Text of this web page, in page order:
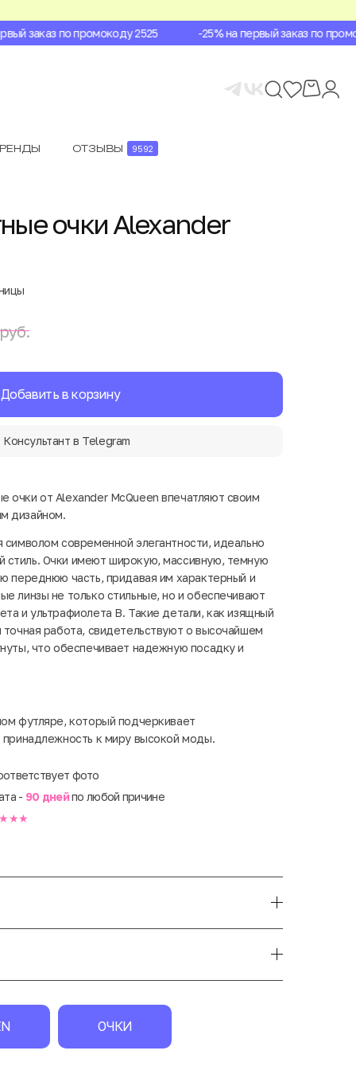
заказ по промокоду 2525 -25% на первый заказ по
ОТЗЫВЫ 9592
очки Alexander
Добавить в корзину
Консультант в Telegram
очки от Alexander McQueen впечатляют своим
дизайном.
символом современной элегантности, идеально
стиль. Очки имеют широкую, массивную, темную
переднюю часть, придавая им характерный и
линзы не только стильные, но и обеспечивают
и ультрафиолета В. Такие детали, как изящный
работа, свидетельствуют о высочайшем
что обеспечивает надежную посадку и
футляре, который подчеркивает
принадлежность к миру высокой моды.
фото
- 90 днейпо любой причине
ОЧКИ